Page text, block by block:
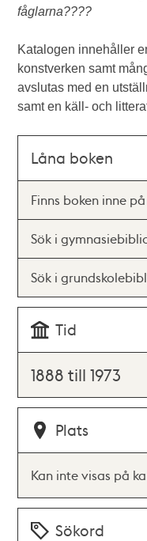
fåglarna????
Katalogen innehåller
konstverken samt
avslutas med en
samt en käll- och
Låna boken
Finns boken inne
Sök i
Sök i
Tid
1888 till 1973
Plats
Kan inte visas på
Sökord